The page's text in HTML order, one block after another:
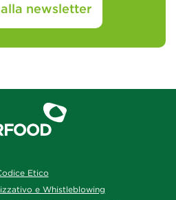
newsletter
Etico
e Whistleblowing